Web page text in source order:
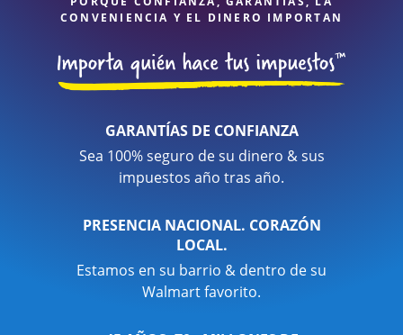
CONVENIENCIA Y EL DINERO IMPORTAN
GARANTÍAS DE CONFIANZA
Sea 100% seguro de su dinero & sus
impuestos año tras año.
PRESENCIA NACIONAL. CORAZÓN
LOCAL.
Estamos en su barrio & dentro de su
Walmart favorito.